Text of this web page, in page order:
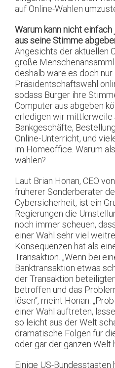
auf Online-Wahlen
Warum kann nicht
aus seine Stimme
Angesichts der aktuellen
große
deshalb wäre es doch
Präsidentschaftswahl
sodass Bürger ihre
Computer aus abgeben
erledigen wir mittlerweile
Bankgeschäfte,
Online-Unterricht, und
im Homeoffice. Warum
wählen?
Laut Brian Honan, CEO
früherer Sonderberater
Cybersicherheit, ist ein
Regierungen die
noch immer scheuen,
einer Wahl sehr viel
Konsequenzen hat als
Transaktion. „Wenn bei
Banktransaktion etwas
der Transaktion
betroffen und das
lösen“, meint Honan.
einer Wahl auftreten,
so leicht aus der Welt
dramatische Folgen für
oder gar der ganzen Welt
Einige US-